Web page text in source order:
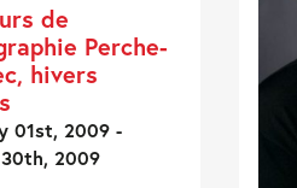
de
Perche-
hivers
01st, 2009 -
2009